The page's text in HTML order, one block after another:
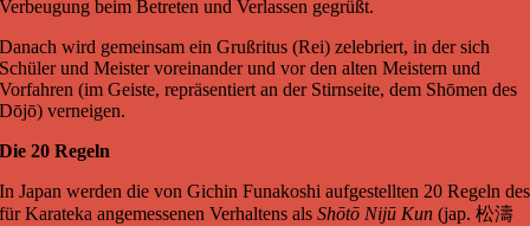
Verbeugung beim Betreten und Verlassen gegrüßt.
Danach wird gemeinsam ein Grußritus (Rei) zelebriert, in der sich
Schüler und Meister voreinander und vor den alten Meistern und
Vorfahren (im Geiste, repräsentiert an der Stirnseite, dem Shōmen des
Dōjō) verneigen.
Die 20 Regeln
In Japan werden die von Gichin Funakoshi aufgestellten 20 Regeln des
für Karateka angemessenen Verhaltens alsShōtō Nijū Kun (jap.松濤